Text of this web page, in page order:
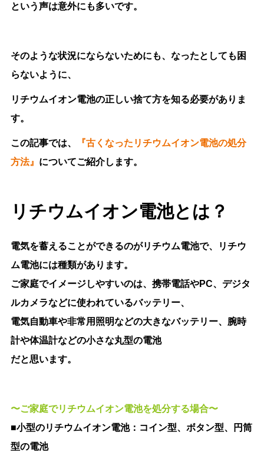
という声は意外にも多いです。
そのような状況にならないためにも、なったとしても困
らないように、
リチウムイオン電池の正しい捨て方を知る必要がありま
す。
この記事では、 『古くなったリチウムイオン電池の処分
方法』 についてご紹介します。
リチウムイオン電池とは？
電気を蓄えることができるのがリチウム電池で、リチウ
ム電池には種類があります。
ご家庭でイメージしやすいのは、携帯電話やPC、デジタ
ルカメラなどに使われているバッテリー、
電気自動車や非常用照明などの大きなバッテリー、腕時
計や体温計などの小さな丸型の電池
だと思います。
〜ご家庭でリチウムイオン電池を処分する場合〜
■小型のリチウムイオン電池：コイン型、ボタン型、円筒
型の電池